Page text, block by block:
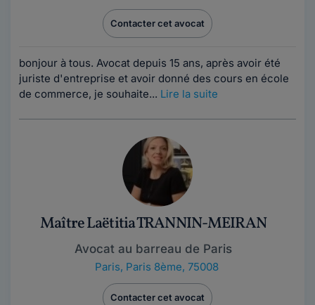
Contacter cet avocat
bonjour à tous. Avocat depuis 15 ans, après avoir été
juriste d'entreprise et avoir donné des cours en école
de commerce, je souhaite... Lire la suite
Maître Laëtitia TRANNIN-MEIRAN
Avocat au barreau de Paris
Paris, Paris 8ème, 75008
Contacter cet avocat